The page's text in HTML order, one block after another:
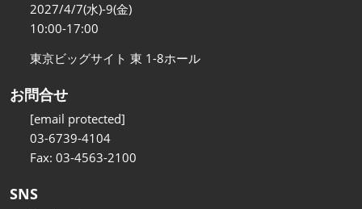
2027/4/7(水)-9(金)
10:00-17:00
東京ビッグサイト 東 1-8ホール
お問合せ
[email protected]
03-6739-4104
Fax: 03-4563-2100
SNS